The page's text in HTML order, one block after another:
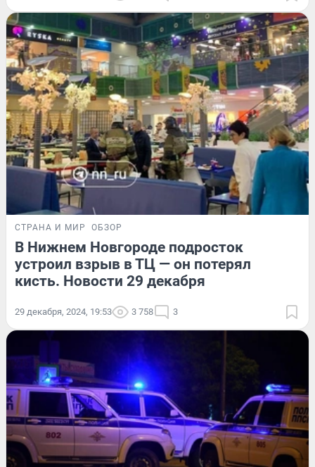
СТРАНА И МИР ОБЗОР
В Нижнем Новгороде подросток
устроил взрыв в ТЦ — он потерял
кисть. Новости 29 декабря
29 декабря, 2024, 19:53 3 758 3